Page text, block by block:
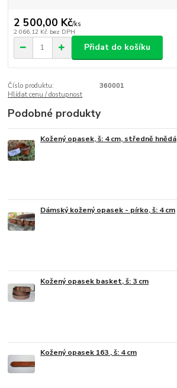
2 500,00 Kč/ks
2 066,12 Kč bez DPH
Přidat do košíku
Číslo produktu:
360001
Hlídat cenu / dostupnost
Podobné produkty
Kožený opasek, š: 4 cm, středně hnědá
Dámský kožený opasek - pírko, š: 4 cm
Kožený opasek basket, š: 3 cm
Kožený opasek 163 , š: 4 cm